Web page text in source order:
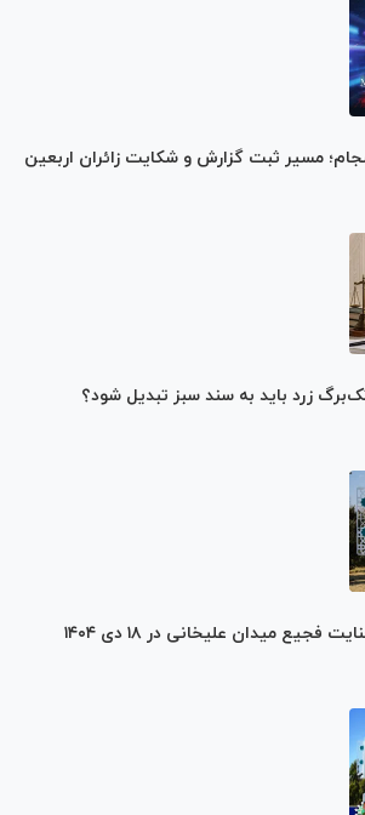
مسیر ثبت گزارش و شکایت زائران اربعین
زرد باید به سند سبز تبدیل شود؟
فجیع میدان علیخانی در ۱۸ دی ۱۴۰۴